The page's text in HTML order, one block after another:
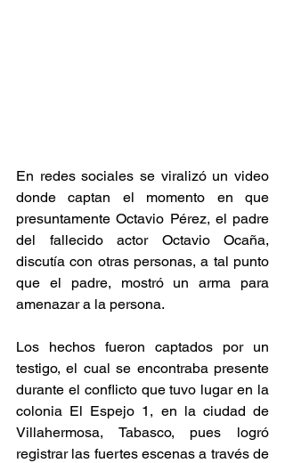
En redes sociales se viralizó un video
donde captan el momento en que
presuntamente Octavio Pérez, el padre
del fallecido actor Octavio Ocaña,
discutía con otras personas, a tal punto
que el padre, mostró un arma para
amenazar a la persona.
Los hechos fueron captados por un
testigo, el cual se encontraba presente
durante el conflicto que tuvo lugar en la
colonia El Espejo 1, en la ciudad de
Villahermosa, Tabasco, pues logró
registrar las fuertes escenas a través de